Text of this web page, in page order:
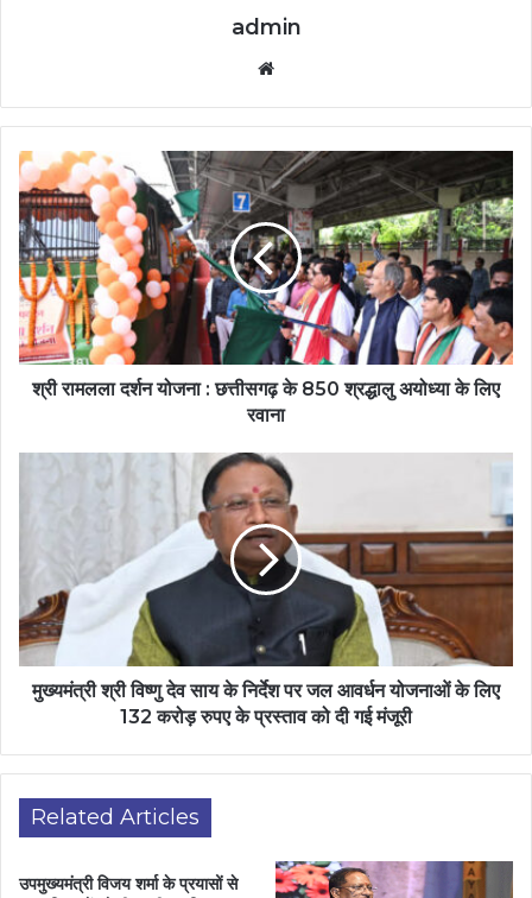
admin
श्री रामलला दर्शन योजना : छत्तीसगढ़ के 850 श्रद्धालु अयोध्या के लिए
रवाना
मुख्यमंत्री श्री विष्णु देव साय के निर्देश पर जल आवर्धन योजनाओं के लिए
132 करोड़ रुपए के प्रस्ताव को दी गई मंजूरी
Related Articles
उपमुख्यमंत्री विजय शर्मा के प्रयासों से